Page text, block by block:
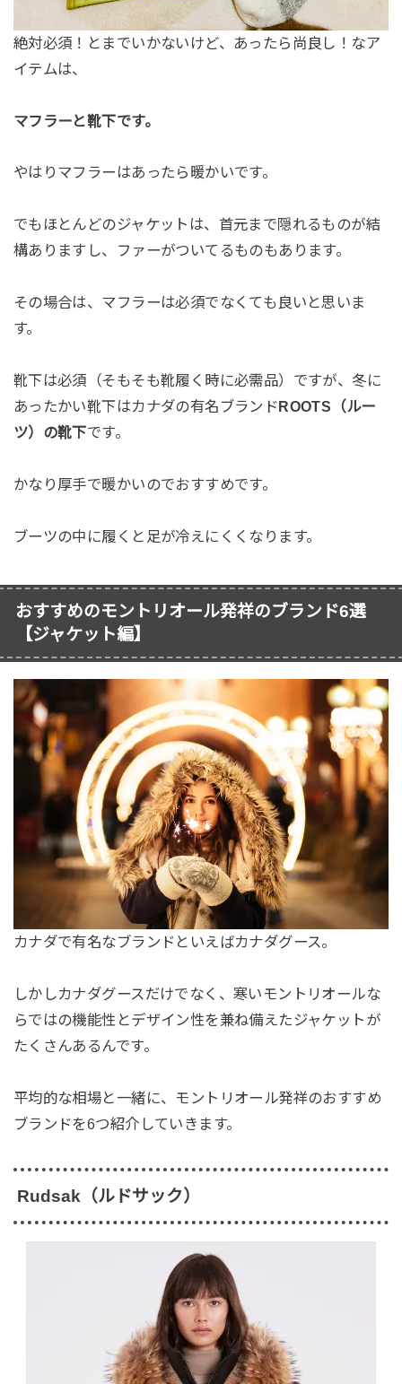
絶対必須！とまでいかないけど、あったら尚良し！なア
イテムは、
マフラーと靴下です。
やはりマフラーはあったら暖かいです。
でもほとんどのジャケットは、首元まで隠れるものが結
構ありますし、ファーがついてるものもあります。
その場合は、マフラーは必須でなくても良いと思いま
す。
靴下は必須（そもそも靴履く時に必需品）ですが、冬に
あったかい靴下はカナダの有名ブランドROOTS（ルー
ツ）の靴下です。
かなり厚手で暖かいのでおすすめです。
ブーツの中に履くと足が冷えにくくなります。
おすすめのモントリオール発祥のブランド6選
【ジャケット編】
カナダで有名なブランドといえばカナダグース。
しかしカナダグースだけでなく、寒いモントリオールな
らではの機能性とデザイン性を兼ね備えたジャケットが
たくさんあるんです。
平均的な相場と一緒に、モントリオール発祥のおすすめ
ブランドを6つ紹介していきます。
Rudsak（ルドサック）